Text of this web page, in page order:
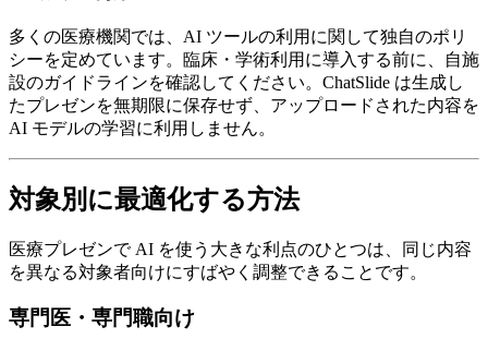
多くの医療機関では、AI ツールの利用に関して独自のポリ
シーを定めています。臨床・学術利用に導入する前に、自施
設のガイドラインを確認してください。ChatSlide は生成し
たプレゼンを無期限に保存せず、アップロードされた内容を
AI モデルの学習に利用しません。
対象別に最適化する方法
医療プレゼンで AI を使う大きな利点のひとつは、同じ内容
を異なる対象者向けにすばやく調整できることです。
専門医・専門職向け